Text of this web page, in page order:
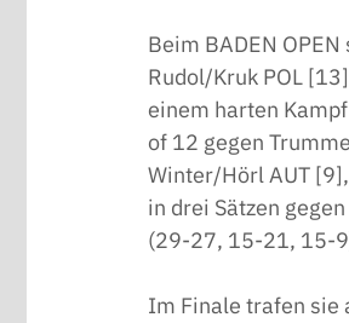
Beim BADEN
Rudol/Kruk POL
einem harten
of 12 gegen
Winter/Hörl AUT
in drei Sätzen
(29-27, 15-21, 15-
Im Finale trafen sie